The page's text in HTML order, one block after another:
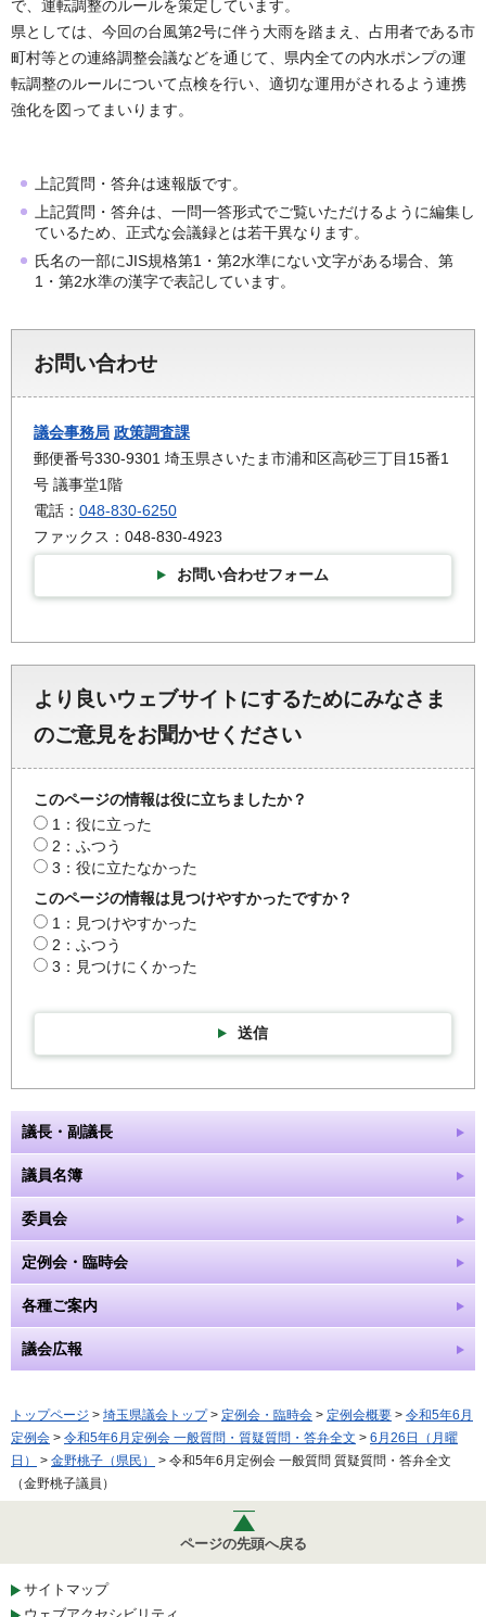
で、運転調整のルールを策定しています。
県としては、今回の台風第2号に伴う大雨を踏まえ、占用者である市
町村等との連絡調整会議などを通じて、県内全ての内水ポンプの運
転調整のルールについて点検を行い、適切な運用がされるよう連携
強化を図ってまいります。
上記質問・答弁は速報版です。
上記質問・答弁は、一問一答形式でご覧いただけるように編集し
ているため、正式な会議録とは若干異なります。
氏名の一部にJIS規格第1・第2水準にない文字がある場合、第
1・第2水準の漢字で表記しています。
お問い合わせ
議会事務局 政策調査課
郵便番号330-9301 埼玉県さいたま市浦和区高砂三丁目15番1
号 議事堂1階
電話： 048-830-6250
ファックス：048-830-4923
お問い合わせフォーム
より良いウェブサイトにするためにみなさま
のご意見をお聞かせください
このページの情報は役に立ちましたか？
1：役に立った
2：ふつう
3：役に立たなかった
このページの情報は見つけやすかったですか？
1：見つけやすかった
2：ふつう
3：見つけにくかった
送信
議長・副議長
議員名簿
委員会
定例会・臨時会
各種ご案内
議会広報
トップページ > 埼玉県議会トップ> 定例会・臨時会 > 定例会概要 > 令和5年6月
定例会 > 令和5年6月定例会 一般質問・質疑質問・答弁全文 > 6月26日（月曜
日）
> 金野桃子（県民）
> 令和5年6月定例会 一般質問 質疑質問・答弁全文
（金野桃子議員）
ページの先頭へ戻る
サイトマップ